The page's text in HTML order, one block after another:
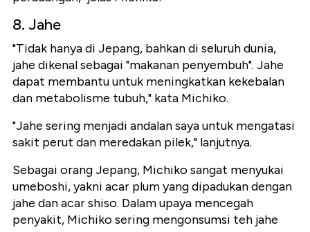
8. Jahe
"Tidak hanya di Jepang, bahkan di seluruh dunia,
jahe dikenal sebagai "makanan penyembuh". Jahe
dapat membantu untuk meningkatkan kekebalan
dan metabolisme tubuh," kata Michiko.
"Jahe sering menjadi andalan saya untuk mengatasi
sakit perut dan meredakan pilek," lanjutnya.
Sebagai orang Jepang, Michiko sangat menyukai
umeboshi, yakni acar plum yang dipadukan dengan
jahe dan acar shiso. Dalam upaya mencegah
penyakit, Michiko sering mengonsumsi teh jahe